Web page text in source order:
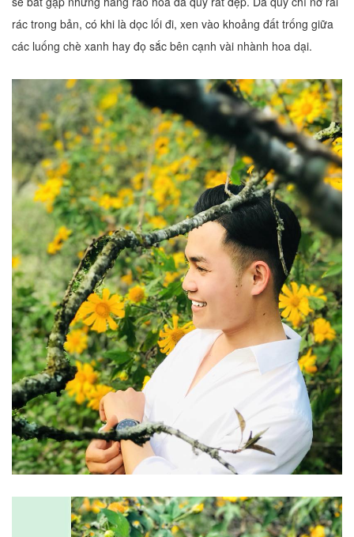
rác trong bản, có khi là dọc lối đi, xen vào khoảng đất trống giữa
các luống chè xanh hay đọ sắc bên cạnh vài nhành hoa dại.